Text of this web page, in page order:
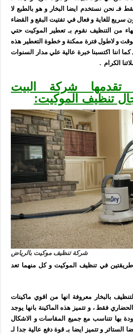
فـ نحن نستخدم ايضا البخار و هو بالطبع لا
سريع للغاية و فعال في تفتيت البقع و القضاء
من التنظيف نقوم بـ تعطير الموكيت حتي
و لاطول فترة ممكنة و خطوة التعطير هذه
اننا اكتسبنا خبرة عالية علي مدار السنوات
الكرام .
تقدمها شركة البيت
تنظيف الموكيت:
شركة تنظيف موكيت بالرياض
في تنظيف الموكيت و كل منهما تعد
بالبخار معروفة انها من اقوي ماكينات
فقط ، و تتميز هذه الماكينة بانها يوجد
بها تتناسب مع جميع المقاسات و الاشكال
الستائر و تتميز ايضا بـ قوة دفع عالية جدا لـ